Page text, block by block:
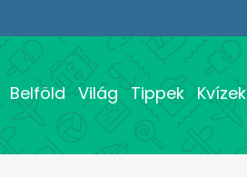
Belföld Világ Tippek Kvízek